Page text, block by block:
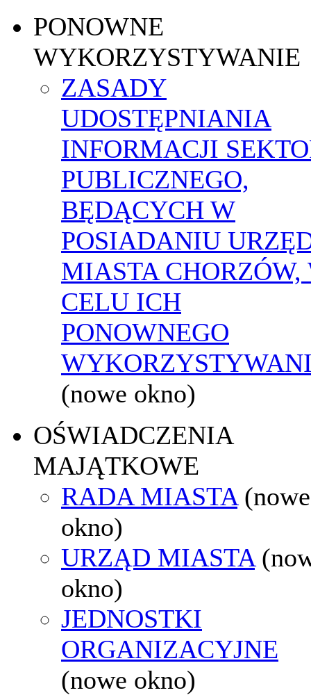
PONOWNE
WYKORZYSTYWANIE
ZASADY
UDOSTĘPNIANIA
INFORMACJI
PUBLICZNEGO,
BĘDĄCYCH W
POSIADANIU
MIASTA CHORZÓW,
CELU ICH
PONOWNEGO
(nowe okno)
OŚWIADCZENIA
MAJĄTKOWE
RADA MIASTA (nowe
okno)
URZĄD MIASTA
okno)
JEDNOSTKI
ORGANIZACYJNE
(nowe okno)